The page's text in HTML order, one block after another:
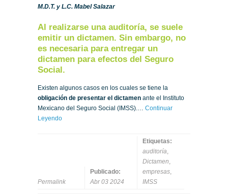
M.D.T. y L.C. Mabel Salazar
Al realizarse una auditoría, se suele
emitir un dictamen. Sin embargo, no
es necesaria para entregar un
dictamen para efectos del Seguro
Social.
Existen algunos casos en los cuales se tiene la
obligación de presentar el dictamen ante el Instituto
Mexicano del Seguro Social (IMSS).… Continuar
Leyendo
Permalink
Publicado:
Abr 03 2024
Etiquetas:
auditoría
Dictamen
empresas
IMSS